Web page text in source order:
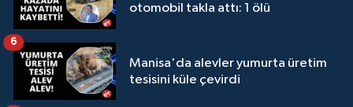
otomobil takla attı: 1 ölü
Manisa'da alevler yumurta üretim
tesisini küle çevirdi
6